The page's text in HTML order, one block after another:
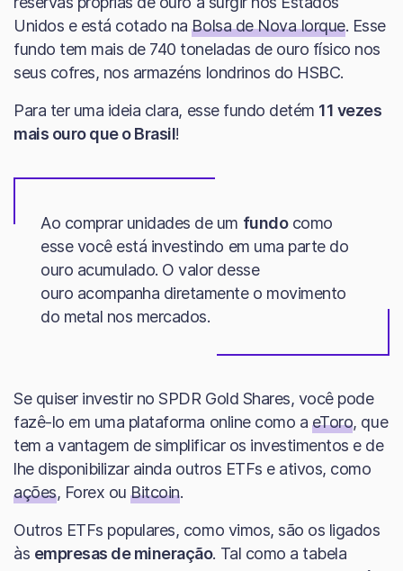
Unidos e está cotado naBolsa de Nova Iorque. Esse
fundo tem mais de 740 toneladas de ouro físico nos
seus cofres, nos armazéns londrinos do HSBC.
Para ter uma ideia clara, esse fundo detém 11 vezes
mais ouro que o Brasil!
Ao comprar unidades de um fundocomo
esse você está investindo em uma parte do
ouro acumulado. O valor desse
ouro acompanha diretamente o movimento
do metal nos mercados.
Se quiser investir no SPDR Gold Shares, você pode
fazê-lo em uma plataforma online como a eToro, que
tem a vantagem de simplificar os investimentos e de
lhe disponibilizar ainda outros ETFs e ativos, como
ações, Forex ouBitcoin.
Outros ETFs populares, como vimos, são os ligados
às empresas de mineração. Tal como a tabela